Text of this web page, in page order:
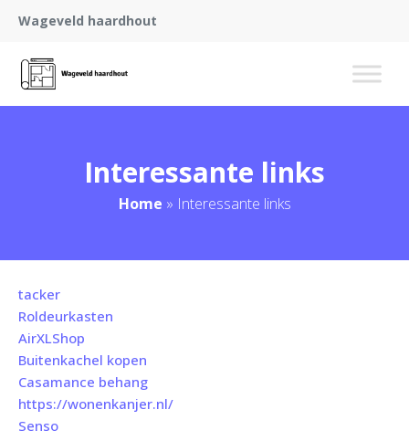
Wageveld haardhout
Interessante links
Home » Interessante links
tacker
Roldeurkasten
AirXLShop
Buitenkachel kopen
Casamance behang
https://wonenkanjer.nl/
Senso